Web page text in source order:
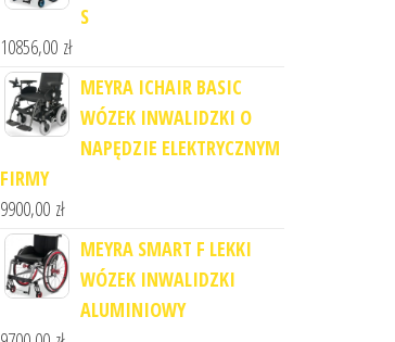
S
10856,00 zł
MEYRA ICHAIR BASIC
WÓZEK INWALIDZKI O
NAPĘDZIE ELEKTRYCZNYM
FIRMY
9900,00 zł
MEYRA SMART F LEKKI
WÓZEK INWALIDZKI
ALUMINIOWY